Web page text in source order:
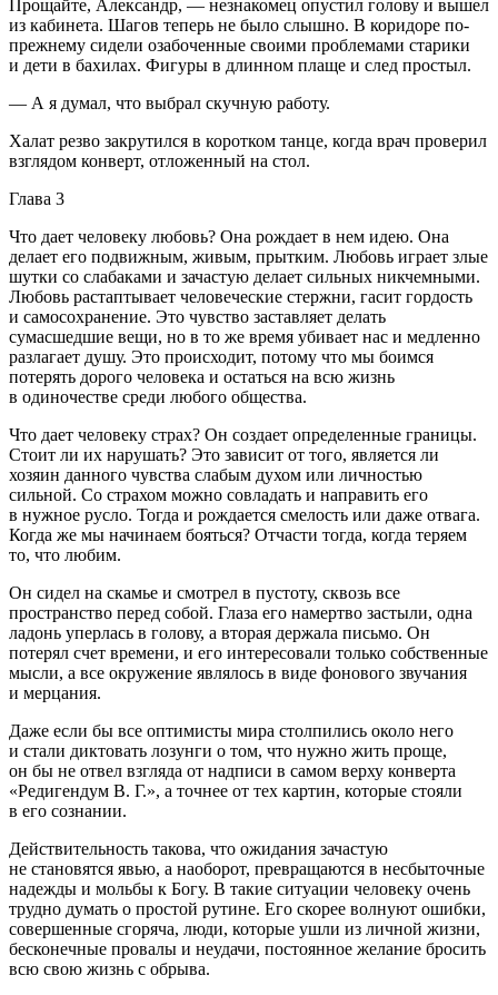
Прощайте, Александр, — незнакомец опустил голову и вышел
из кабинета. Шагов теперь не было слышно. В коридоре по-
прежнему сидели озабоченные своими проблемами старики
и дети в бахилах. Фигуры в длинном плаще и след простыл.
— А я думал, что выбрал скучную работу.
Халат резво закрутился в коротком танце, когда врач проверил
взглядом конверт, отложенный на стол.
Глава 3
Что дает человеку любовь? Она рождает в нем идею. Она
делает его подвижным, живым, прытким. Любовь играет злые
шутки со слабаками и зачастую делает сильных никчемными.
Любовь растаптывает человеческие стержни, гасит гордость
и самосохранение. Это чувство заставляет делать
сумасшедшие вещи, но в то же время убивает нас и медленно
разлагает душу. Это происходит, потому что мы боимся
потерять дорого человека и остаться на всю жизнь
в одиночестве среди любого общества.
Что дает человеку страх? Он создает определенные границы.
Стоит ли их нарушать? Это зависит от того, является ли
хозяин данного чувства слабым духом или личностью
сильной. Со страхом можно совладать и направить его
в нужное русло. Тогда и рождается смелость или даже отвага.
Когда же мы начинаем бояться? Отчасти тогда, когда теряем
то, что любим.
Он сидел на скамье и смотрел в пустоту, сквозь все
пространство перед собой. Глаза его намертво застыли, одна
ладонь уперлась в голову, а вторая держала письмо. Он
потерял счет времени, и его интересовали только собственные
мысли, а все окружение являлось в виде фонового звучания
и мерцания.
Даже если бы все оптимисты мира столпились около него
и стали диктовать лозунги о том, что нужно жить проще,
он бы не отвел взгляда от надписи в самом верху конверта
«Редигендум В. Г.», а точнее от тех картин, которые стояли
в его сознании.
Действительность такова, что ожидания зачастую
не становятся явью, а наоборот, превращаются в несбыточные
надежды и мольбы к Богу. В такие ситуации человеку очень
трудно думать о простой рутине. Его скорее волнуют ошибки,
совершенные сгоряча, люди, которые ушли из личной жизни,
бесконечные провалы и неудачи, постоянное желание бросить
всю свою жизнь с обрыва.